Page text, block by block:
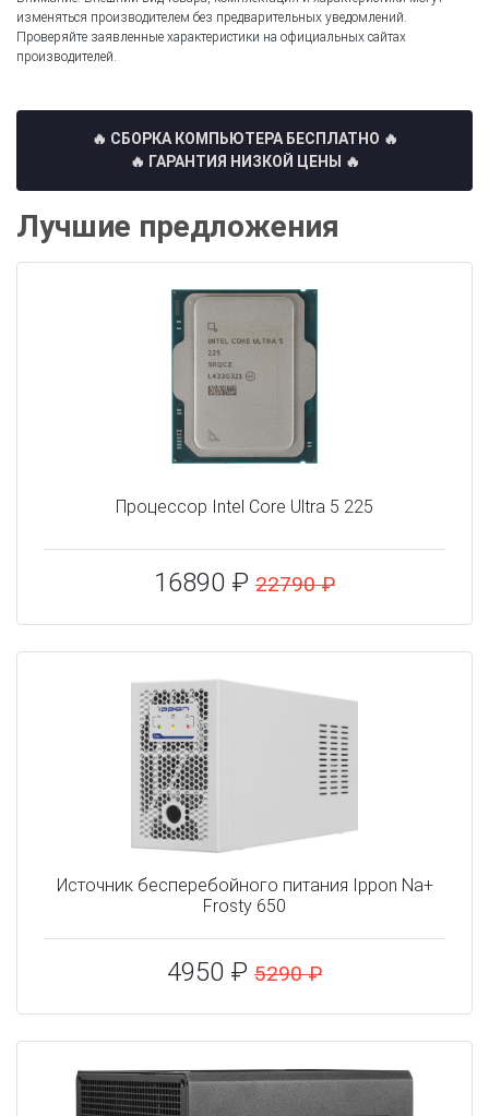
изменяться производителем без предварительных уведомлений.
Проверяйте заявленные характеристики на официальных сайтах
производителей.
🔥 СБОРКА КОМПЬЮТЕРА БЕСПЛАТНО 🔥
🔥 ГАРАНТИЯ НИЗКОЙ ЦЕНЫ 🔥
Лучшие предложения
Процессор Intel Core Ultra 5 225
16890 ₽ 22790 ₽
Источник бесперебойного питания Ippon Na+
Frosty 650
4950 ₽ 5290 ₽